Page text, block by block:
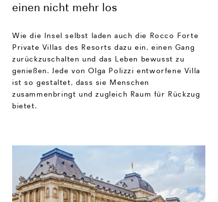
einen nicht mehr los
Wie die Insel selbst laden auch die Rocco Forte
Private Villas des Resorts dazu ein, einen Gang
zurückzuschalten und das Leben bewusst zu
genießen. Jede von Olga Polizzi entworfene Villa
ist so gestaltet, dass sie Menschen
zusammenbringt und zugleich Raum für Rückzug
bietet.